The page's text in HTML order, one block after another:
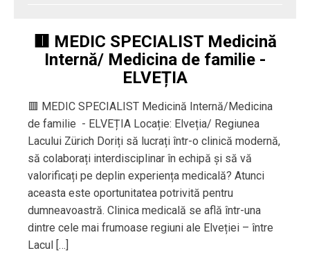
🟥 MEDIC SPECIALIST Medicină
Internă/ Medicina de familie -
ELVEȚIA
🟥 MEDIC SPECIALIST Medicină Internă/Medicina
de familie - ELVEȚIA Locație: Elveția/ Regiunea
Lacului Zürich Doriți să lucrați într-o clinică modernă,
să colaborați interdisciplinar în echipă și să vă
valorificați pe deplin experiența medicală? Atunci
aceasta este oportunitatea potrivită pentru
dumneavoastră. Clinica medicală se află într-una
dintre cele mai frumoase regiuni ale Elveției – între
Lacul […]